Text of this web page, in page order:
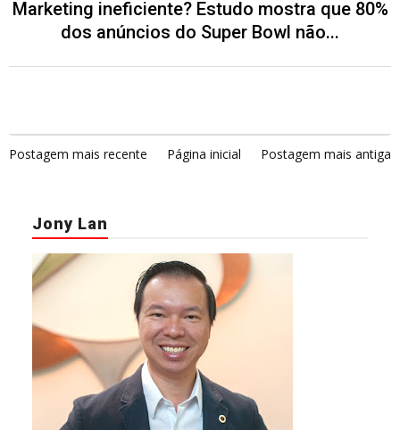
Marketing ineficiente? Estudo mostra que 80%
dos anúncios do Super Bowl não...
Postagem mais recente Página inicial Postagem mais antiga
Jony Lan